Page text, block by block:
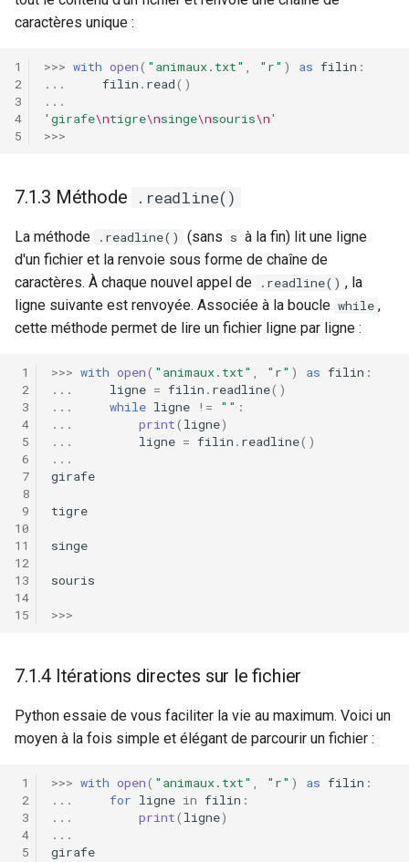
caractères unique :
>>> with open( "animaux.txt" , "r" ) as filin :
...
filin . read()
...
'girafe\ntigre\nsinge\nsouris\n'
>>>
7.1.3 Méthode .readline()
La méthode .readline() (sans s à la fin) lit une ligne
d'un fichier et la renvoie sous forme de chaîne de
caractères. À chaque nouvel appel de
.readline() , la
ligne suivante est renvoyée. Associée à la boucle while ,
cette méthode permet de lire un fichier ligne par ligne :
>>> with open( "animaux.txt" , "r" ) as filin :
...
ligne = filin . readline()
...
while ligne != "" :
...
print( ligne)
...
ligne = filin . readline()
...
girafe
tigre
singe
souris
>>>
7.1.4 Itérations directes sur le fichier
Python essaie de vous faciliter la vie au maximum. Voici un
moyen à la fois simple et élégant de parcourir un fichier :
>>> with open( "animaux.txt" , "r" ) as filin :
...
for ligne in filin :
...
print( ligne)
...
girafe